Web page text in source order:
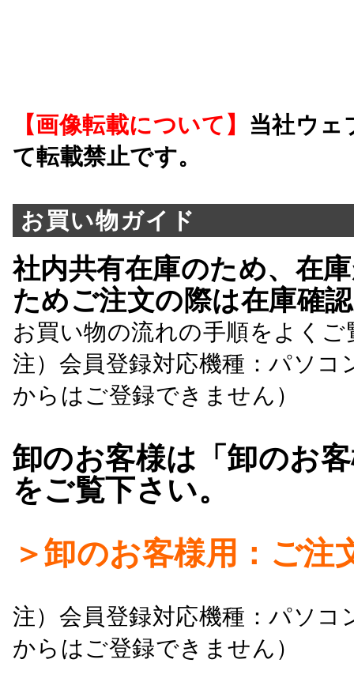
【画像転載について】 当社ウェ
て転載禁止です。
お買い物ガイド
社内共有在庫のため、在
ためご注文の際は在庫確
お買い物の流れの手順をよくご
注）会員登録対応機種：パソ
からはご登録できません）
卸のお客様は「卸のお
をご覧下さい。
＞卸のお客様用：ご注
注）会員登録対応機種：パソ
からはご登録できません）